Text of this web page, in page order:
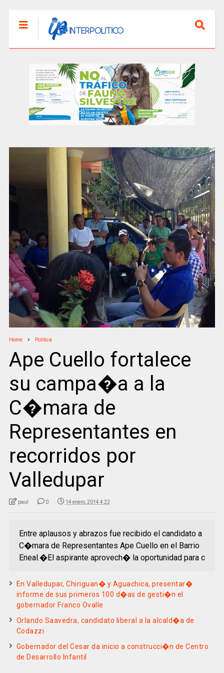
Home Politica
Ape Cuello fortalece
su campa�a a la
C�mara de
Representantes en
recorridos por
Valledupar
paul 0 14 enero, 2014 4:22
Entre aplausos y abrazos fue recibido el candidato a
C�mara de Representantes Ape Cuello en el Barrio
Eneal.�El aspirante aprovech� la oportunidad para c
En Valledupar, Chiriguan� y Aguachica, presentar�
informe de sus primeros 100 d�as de gesti�n el
gobernador Franco Ovalle
Orlando Saavedra, candidato liberal a la alcald�a de
Codazzi
Gobernador del Cesar da inicio a construcci�n de Centro
de Desarrollo Infantil